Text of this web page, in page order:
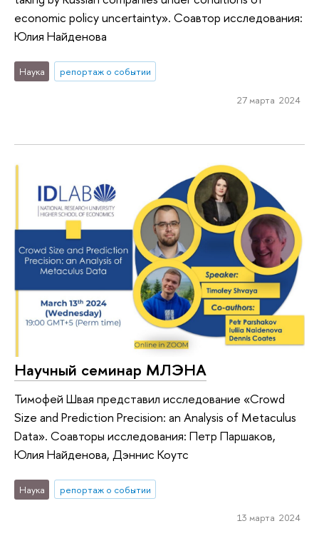
economic policy uncertainty». Соавтор исследования:
Юлия Найденова
Наука репортаж о событии
27 марта 2024
Научный семинар МЛЭНА
Тимофей Швая представил исследование «Crowd
Size and Prediction Precision: an Analysis of Metaculus
Data». Соавторы исследования: Петр Паршаков,
Юлия Найденова, Дэннис Коутс
Наука репортаж о событии
13 марта 2024